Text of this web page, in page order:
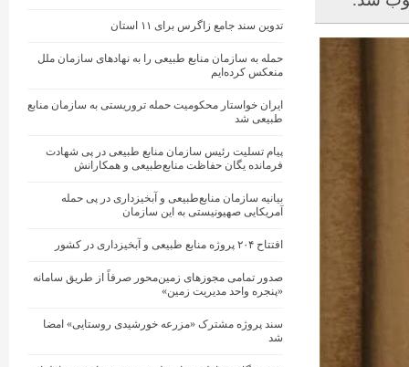
تدوین سند جامع زاگرس برای ۱۱ استان
حمله به سازمان منابع طبیعی را به نهادهای سازمان ملل
منعکس کرده‌ایم
ایران خواستار محکومیت حمله تروریستی به سازمان منابع
طبیعی شد
پیام تسلیت رئیس سازمان منابع طبیعی در پی شهادت
فرمانده یگان حفاظت منابع‌طبیعی و همکارانش
بیانیه سازمان منابع‌طبیعی و آبخیزداری در پی حمله
آمریکایی صهیونیستی به این سازمان
افتتاح ۲۰۴ پروژه منابع طبیعی و آبخیزداری در کشور
صدور تمامی مجوزهای زمین‌محور صرفاً از طریق سامانه
«پنجره واحد مدیریت زمین»
سند پروژه مشترک «مزرعه خورشیدی روستایی» امضا
شد